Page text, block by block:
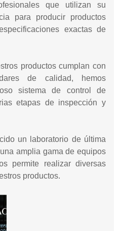
que utilizan su
para producir productos
exactas de
productos cumplan con
de calidad, hemos
sistema de control de
etapas de inspección y
un laboratorio de última
amplia gama de equipos
permite realizar diversas
productos.